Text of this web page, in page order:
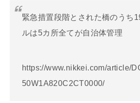
緊急措置段階とされた橋のうち
ルは5カ所全てが自治体管理
https://www.nikkei.com/article/
50W1A820C2CT0000/